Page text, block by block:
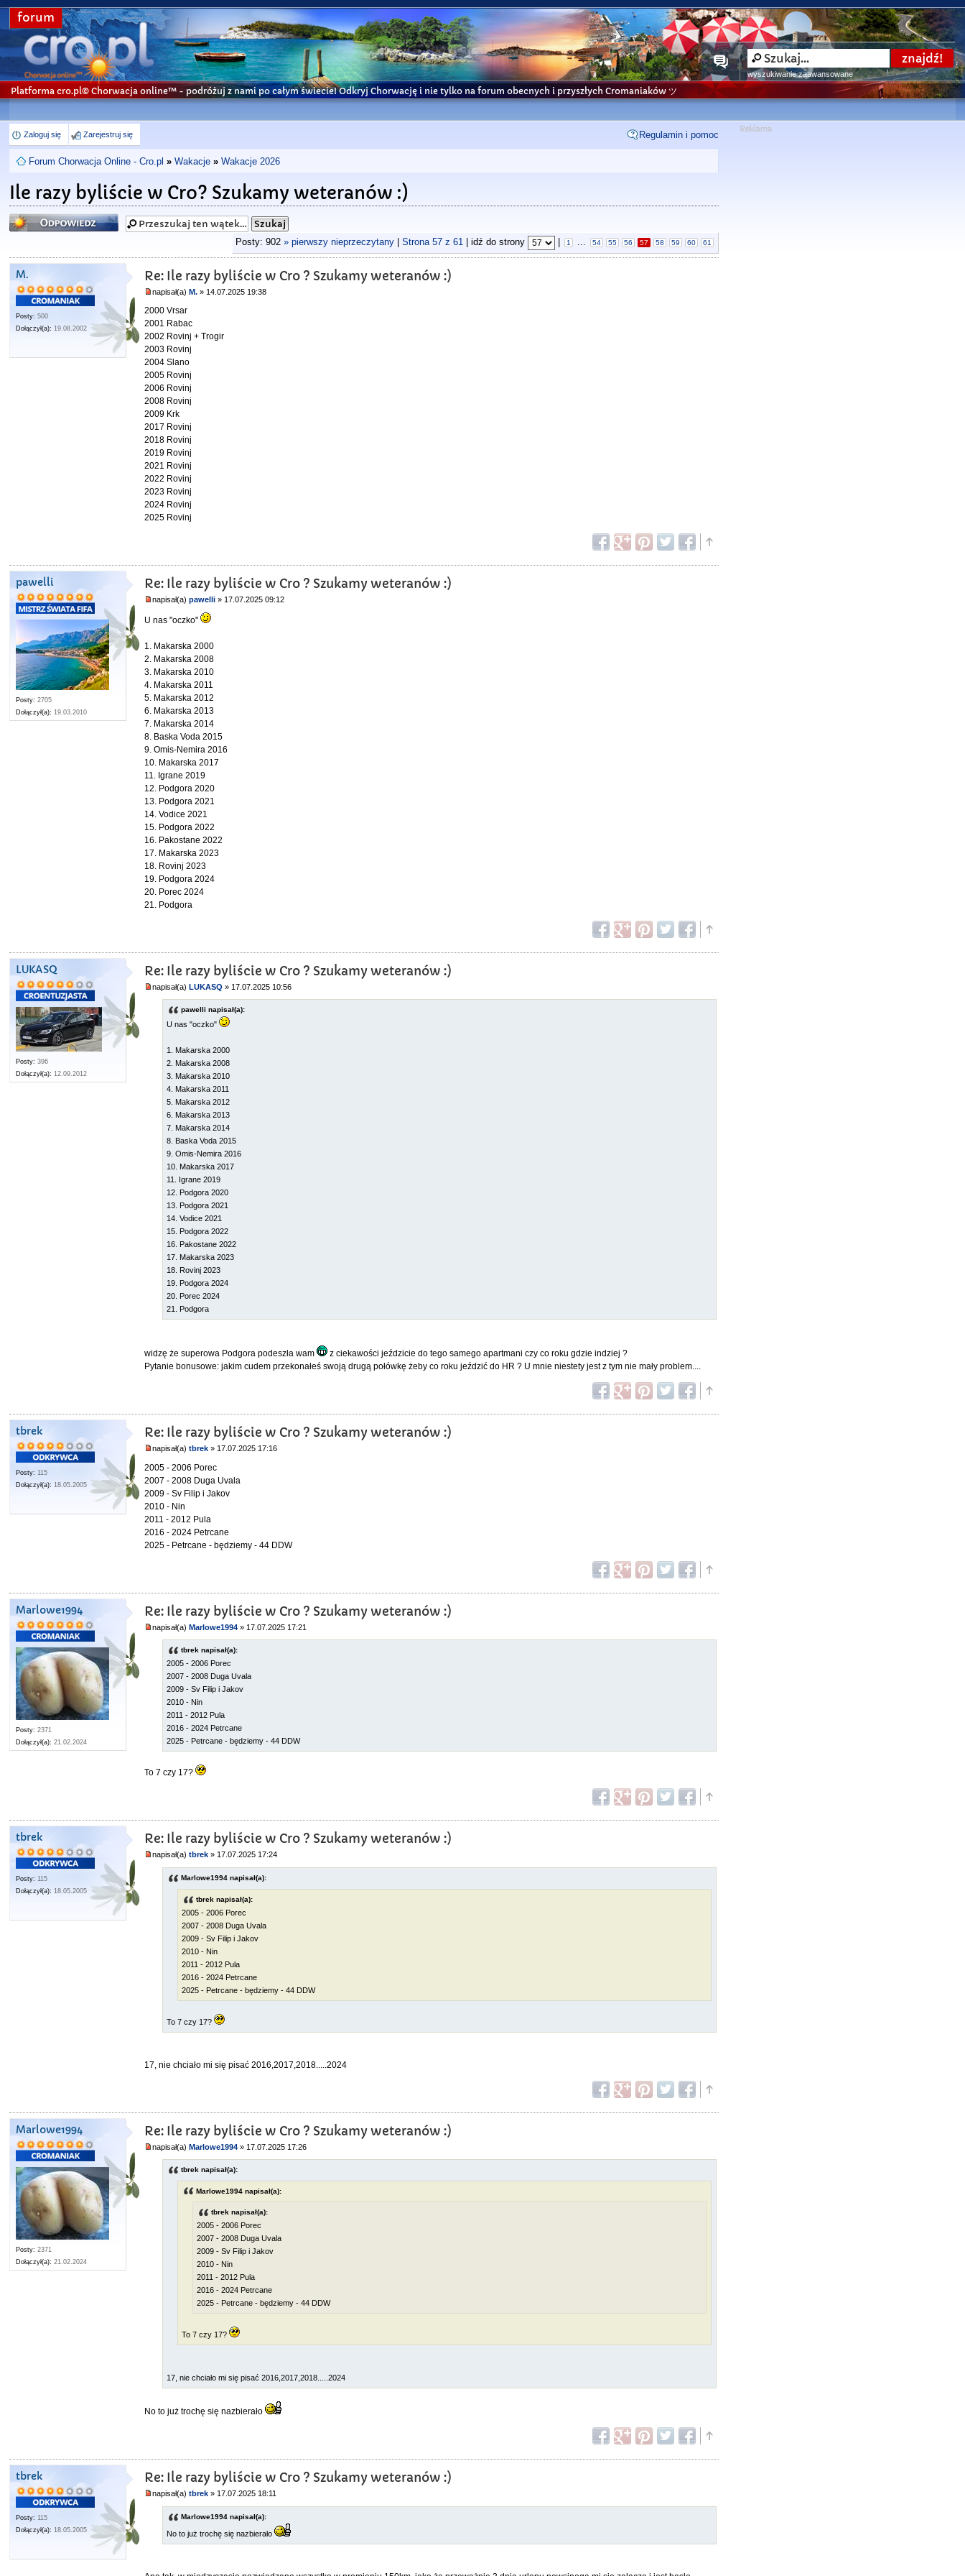
forum
wyszukiwanie zaawansowane
Platforma cro.pl© Chorwacja online™ - podróżuj z nami po całym świecie! Odkryj Chorwację i nie tylko na forum obecnych i przyszłych Cromaniaków ツ
Zaloguj się Zarejestruj się Regulamin i pomoc
Forum Chorwacja Online - Cro.pl » Wakacje » Wakacje 2026
Ile razy byliście w Cro? Szukamy weteranów :)
Odpowiedz
Posty: 902 » pierwszy nieprzeczytany| Strona 57z 61| idź do strony 1 ... 54 55 56 57 58 59 60 61
M.
Posty: 500
Dołączył(a): 19.08.2002
Re: Ile razy byliście w Cro ? Szukamy weteranów :)
napisał(a)M. » 14.07.2025 19:38
2000 Vrsar
2001 Rabac
2002 Rovinj + Trogir
2003 Rovinj
2004 Slano
2005 Rovinj
2006 Rovinj
2008 Rovinj
2009 Krk
2017 Rovinj
2018 Rovinj
2019 Rovinj
2021 Rovinj
2022 Rovinj
2023 Rovinj
2024 Rovinj
2025 Rovinj
pawelli
Posty: 2705
Dołączył(a): 19.03.2010
Re: Ile razy byliście w Cro ? Szukamy weteranów :)
napisał(a)pawelli » 17.07.2025 09:12
U nas "oczko"
1. Makarska 2000
2. Makarska 2008
3. Makarska 2010
4. Makarska 2011
5. Makarska 2012
6. Makarska 2013
7. Makarska 2014
8. Baska Voda 2015
9. Omis-Nemira 2016
10. Makarska 2017
11. Igrane 2019
12. Podgora 2020
13. Podgora 2021
14. Vodice 2021
15. Podgora 2022
16. Pakostane 2022
17. Makarska 2023
18. Rovinj 2023
19. Podgora 2024
20. Porec 2024
21. Podgora
LUKASQ
Posty: 396
Dołączył(a): 12.09.2012
Re: Ile razy byliście w Cro ? Szukamy weteranów :)
napisał(a)LUKASQ » 17.07.2025 10:56
pawelli napisał(a):
U nas "oczko"
1. Makarska 2000
2. Makarska 2008
3. Makarska 2010
4. Makarska 2011
5. Makarska 2012
6. Makarska 2013
7. Makarska 2014
8. Baska Voda 2015
9. Omis-Nemira 2016
10. Makarska 2017
11. Igrane 2019
12. Podgora 2020
13. Podgora 2021
14. Vodice 2021
15. Podgora 2022
16. Pakostane 2022
17. Makarska 2023
18. Rovinj 2023
19. Podgora 2024
20. Porec 2024
21. Podgora
widzę że superowa Podgora podeszła wam
z ciekawości jeździcie do tego samego apartmani czy co roku gdzie indziej ?
Pytanie bonusowe: jakim cudem przekonałeś swoją drugą połówkę żeby co roku jeździć do HR ? U mnie niestety jest z tym nie mały problem....
tbrek
Posty: 115
Dołączył(a): 18.05.2005
Re: Ile razy byliście w Cro ? Szukamy weteranów :)
napisał(a)tbrek » 17.07.2025 17:16
2005 - 2006 Porec
2007 - 2008 Duga Uvala
2009 - Sv Filip i Jakov
2010 - Nin
2011 - 2012 Pula
2016 - 2024 Petrcane
2025 - Petrcane - będziemy - 44 DDW
Marlowe1994
Posty: 2371
Dołączył(a): 21.02.2024
Re: Ile razy byliście w Cro ? Szukamy weteranów :)
napisał(a)Marlowe1994 » 17.07.2025 17:21
tbrek napisał(a):
2005 - 2006 Porec
2007 - 2008 Duga Uvala
2009 - Sv Filip i Jakov
2010 - Nin
2011 - 2012 Pula
2016 - 2024 Petrcane
2025 - Petrcane - będziemy - 44 DDW
To 7 czy 17?
tbrek
Posty: 115
Dołączył(a): 18.05.2005
Re: Ile razy byliście w Cro ? Szukamy weteranów :)
napisał(a)tbrek » 17.07.2025 17:24
Marlowe1994 napisał(a):
tbrek napisał(a):
2005 - 2006 Porec
2007 - 2008 Duga Uvala
2009 - Sv Filip i Jakov
2010 - Nin
2011 - 2012 Pula
2016 - 2024 Petrcane
2025 - Petrcane - będziemy - 44 DDW
To 7 czy 17?
17, nie chciało mi się pisać 2016,2017,2018.....2024
Marlowe1994
Posty: 2371
Dołączył(a): 21.02.2024
Re: Ile razy byliście w Cro ? Szukamy weteranów :)
napisał(a)Marlowe1994 » 17.07.2025 17:26
tbrek napisał(a):
Marlowe1994 napisał(a):
tbrek napisał(a):
2005 - 2006 Porec
2007 - 2008 Duga Uvala
2009 - Sv Filip i Jakov
2010 - Nin
2011 - 2012 Pula
2016 - 2024 Petrcane
2025 - Petrcane - będziemy - 44 DDW
To 7 czy 17?
17, nie chciało mi się pisać 2016,2017,2018.....2024
No to już trochę się nazbierało
tbrek
Posty: 115
Dołączył(a): 18.05.2005
Re: Ile razy byliście w Cro ? Szukamy weteranów :)
napisał(a)tbrek » 17.07.2025 18:11
Marlowe1994 napisał(a):
No to już trochę się nazbierało